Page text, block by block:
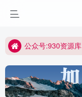
公众号:930资源库